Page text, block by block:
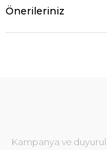
Önerileriniz
Kampanya ve